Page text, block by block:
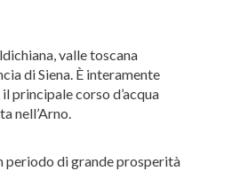
valle toscana
di Siena. È interamente
principale corso d’acqua
nell’Arno.
periodo di grande prosperità